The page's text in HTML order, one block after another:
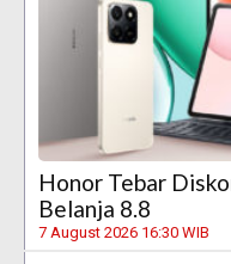
Honor Tebar
Belanja 8.8
7 August 2026 16:30 WIB